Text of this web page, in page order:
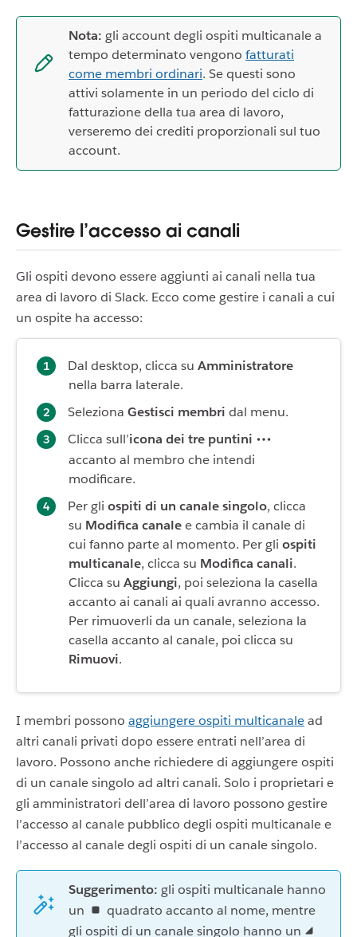
Nota: gli account degli ospiti multicanale a
tempo determinato vengono fatturati
come membri ordinari. Se questi sono
attivi solamente in un periodo del ciclo di
fatturazione della tua area di lavoro,
verseremo dei crediti proporzionali sul tuo
account.
Gestire l’accesso ai canali
Gli ospiti devono essere aggiunti ai canali nella tua
area di lavoro di Slack. Ecco come gestire i canali a cui
un ospite ha accesso:
Dal desktop, clicca su Amministratore
nella barra laterale.
Seleziona Gestisci membri dal menu.
Clicca sull’icona dei tre puntini
accanto al membro che intendi
modificare.
Per gli ospiti di un canale singolo, clicca
su Modifica canalee cambia il canale di
cui fanno parte al momento. Per gli ospiti
multicanale, clicca su Modifica canali.
Clicca su Aggiungi, poi seleziona la casella
accanto ai canali ai quali avranno accesso.
Per rimuoverli da un canale, seleziona la
casella accanto al canale, poi clicca su
Rimuovi.
I membri possono aggiungere ospiti multicanalead
altri canali privati dopo essere entrati nell’area di
lavoro. Possono anche richiedere di aggiungere ospiti
di un canale singolo ad altri canali. Solo i proprietari e
gli amministratori dell’area di lavoro possono gestire
l’accesso al canale pubblico degli ospiti multicanale e
l’accesso al canale degli ospiti di un canale singolo.
Suggerimento: gli ospiti multicanale hanno
un
quadrato accanto al nome, mentre
gli ospiti di un canale singolo hanno un